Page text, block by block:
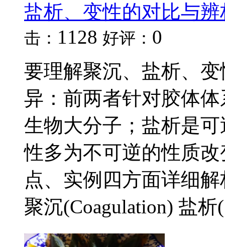
盐析、变性的对比与辨
击： 1128 好评： 0
要理解聚沉、盐析、
异：前两者针对胶体
生物大分子；盐析是
性多为不可逆的性质
点、实例四方面详细
聚沉(Coagulation) 盐析